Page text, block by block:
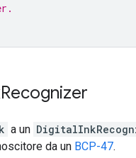
Recognizer
a un
da un BCP-47.